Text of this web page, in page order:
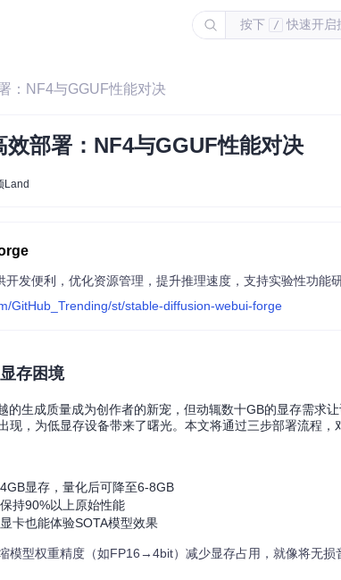
按下 / 快速开启
：NF4与GGUF性能对决
部署：NF4与GGUF性能对决
Land
发便利，优化资源管理，提升推理速度，支持实验性功能
GitHub_Trending/st/stable-diffusion-webui-forge
存困境
的生成质量成为创作者的新宠，但动辄数十GB的显存需求
现，为低显存设备带来了曙光。本文将通过三步部署流程
显存，量化后可降至6-8GB
持90%以上原始性能
卡也能体验SOTA模型效果
模型权重精度（如FP16→4bit）减少显存占用，就像将无